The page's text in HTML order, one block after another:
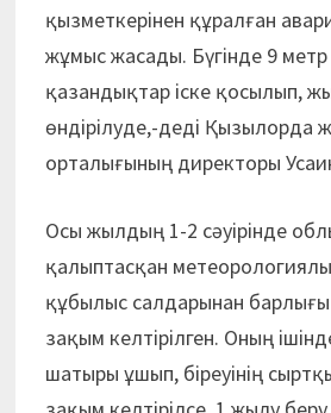
қызметкерінен құралған
жұмыс жасады. Бүгінде 9
қазандықтар іске қосылып,
өндірілуде,-деді Қызылорда
орталығының директоры
Осы жылдың 1-2 сәуірінде
қалыптасқан
құбылыс салдарынан барлығы
зақым келтірілген. Оның
шатыры ұшып, біреуінің